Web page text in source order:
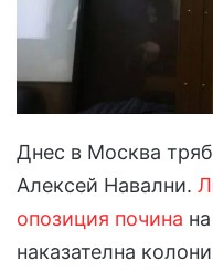
Днес в Москва
Алексей Навални.
опозиция почина
наказателна